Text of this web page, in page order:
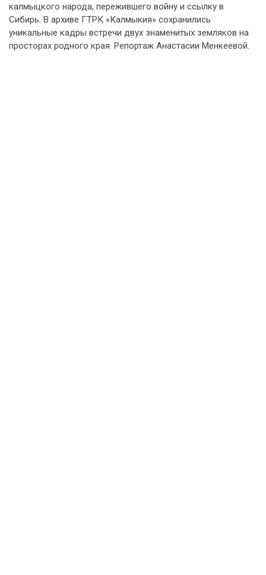
калмыцкого народа, пережившего войну и ссылку в
Сибирь. В архиве ГТРК «Калмыкия» сохранились
уникальные кадры встречи двух знаменитых земляков на
просторах родного края. Репортаж Анастасии Менкеевой.